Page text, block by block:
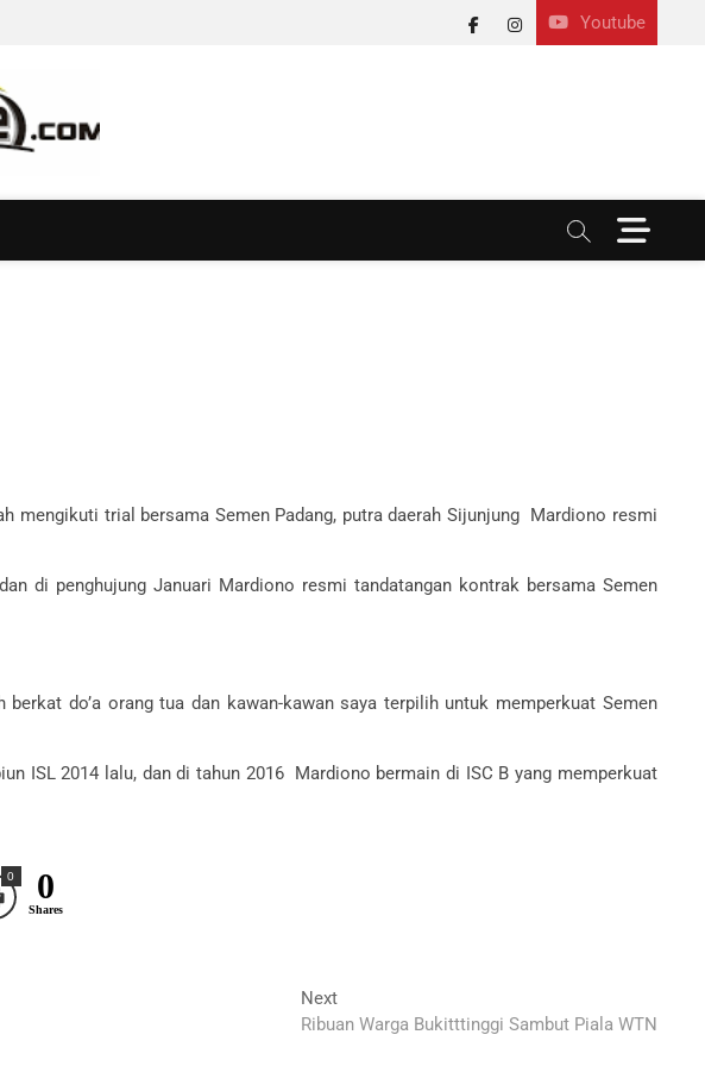
Youtube
facebook
instagram
M
e
n
mengikuti trial bersama Semen Padang, putra daerah Sijunjung Mardiono resmi
di penghujung Januari Mardiono resmi tandatangan kontrak bersama Semen
do’a orang tua dan kawan-kawan saya terpilih untuk memperkuat Semen
ISL 2014 lalu, dan di tahun 2016 Mardiono bermain di ISC B yang memperkuat
0 0
Shares
NextNext
post:
Ribuan Warga Bukitttinggi Sambut Piala WTN